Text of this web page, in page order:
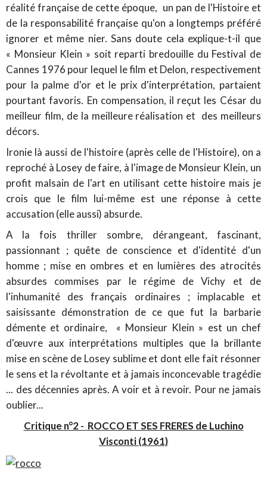
réalité française de cette époque, un pan de l'Histoire et
de la responsabilité française qu'on a longtemps préféré
ignorer et même nier. Sans doute cela explique-t-il que
« Monsieur Klein » soit reparti bredouille du Festival de
Cannes 1976 pour lequel le film et Delon, respectivement
pour la palme d'or et le prix d'interprétation, partaient
pourtant favoris. En compensation, il reçut les César du
meilleur film, de la meilleure réalisation et des meilleurs
décors.
Ironie là aussi de l'histoire (après celle de l'Histoire), on a
reproché à Losey de faire, à l'image de Monsieur Klein, un
profit malsain de l'art en utilisant cette histoire mais je
crois que le film lui-même est une réponse à cette
accusation (elle aussi) absurde.
A la fois thriller sombre, dérangeant, fascinant,
passionnant ; quête de conscience et d'identité d'un
homme ; mise en ombres et en lumières des atrocités
absurdes commises par le régime de Vichy et de
l'inhumanité des français ordinaires ; implacable et
saisissante démonstration de ce que fut la barbarie
démente et ordinaire, « Monsieur Klein » est un chef
d'œuvre aux interprétations multiples que la brillante
mise en scène de Losey sublime et dont elle fait résonner
le sens et la révoltante et à jamais inconcevable tragédie
... des décennies après. A voir et à revoir. Pour ne jamais
oublier...
Critique n°2 - ROCCO ET SES FRERES de Luchino
Visconti (1961)